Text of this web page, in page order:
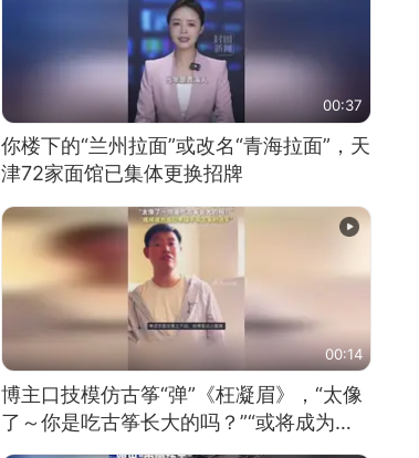
00:37
你楼下的“兰州拉面”或改名“青海拉面”，天
津72家面馆已集体更换招牌
00:14
博主口技模仿古筝“弹”《枉凝眉》，“太像
了～你是吃古筝长大的吗？”“或将成为首
位考级不带古筝的选手。”（来源：新华每